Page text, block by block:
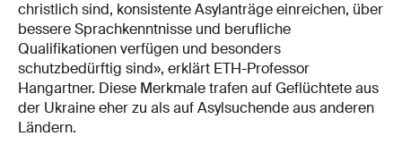
christlich sind, konsistente Asylanträge einreichen, über
bessere Sprachkenntnisse und berufliche
Qualifikationen verfügen und besonders
schutzbedürftig sind», erklärt ETH-Professor
Hangartner. Diese Merkmale trafen auf Geflüchtete aus
der Ukraine eher zu als auf Asylsuchende aus anderen
Ländern.